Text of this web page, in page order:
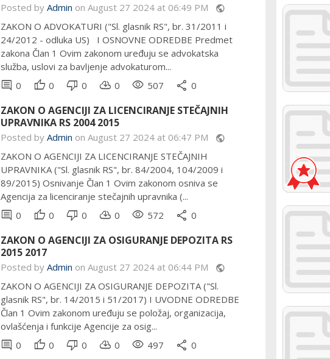
Posted by Admin on August 27 2024 at 06:49 PM public
ZAKON O ADVOKATURI ("Sl. glasnik RS", br. 31/2011 i
24/2012 - odluka US) I OSNOVNE ODREDBE Predmet
zakona Član 1 Ovim zakonom uređuju se advokatska
služba, uslovi za bavljenje advokaturom...
comment 0 thumb_up 0 thumb_down 0 cloud_download 0 remove_red_eye 507 share 0
ZAKON O AGENCIJI ZA LICENCIRANJE STEČAJNIH
UPRAVNIKA RS 2004 2015
Posted by Admin on August 27 2024 at 06:47 PM public
ZAKON O AGENCIJI ZA LICENCIRANJE STEČAJNIH
UPRAVNIKA ("Sl. glasnik RS", br. 84/2004, 104/2009 i
89/2015) Osnivanje Član 1 Ovim zakonom osniva se
Agencija za licenciranje stečajnih upravnika (...
comment 0 thumb_up 0 thumb_down 0 cloud_download 0 remove_red_eye 572 share 0
ZAKON O AGENCIJI ZA OSIGURANJE DEPOZITA RS
2015 2017
Posted by Admin on August 27 2024 at 06:44 PM public
ZAKON O AGENCIJI ZA OSIGURANJE DEPOZITA ("Sl.
glasnik RS", br. 14/2015 i 51/2017) I UVODNE ODREDBE
Član 1 Ovim zakonom uređuju se položaj, organizacija,
ovlašćenja i funkcije Agencije za osig...
comment 0 thumb_up 0 thumb_down 0 cloud_download 0 remove_red_eye 497 share 0